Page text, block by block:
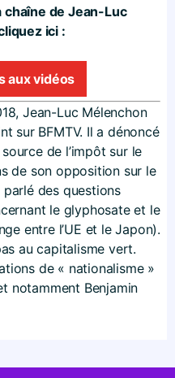
chaîne de Jean-Luc
ici :
aux vidéos
Jean-Luc Mélenchon
sur BFMTV. Il a dénoncé
de l’impôt sur le
de son opposition sur le
des questions
le glyphosate et le
entre l’UE et le Japon).
au capitalisme vert.
de « nationalisme »
notamment Benjamin